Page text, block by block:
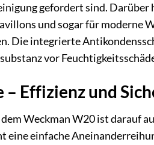
gefordert sind.
und sogar für
Die integrierte
vor
Effizienz und
Weckman W20 ist darauf
einfache